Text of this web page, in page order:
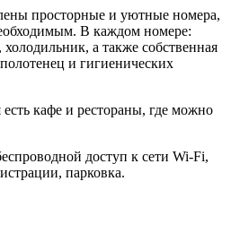
просторные и уютные номера,
В каждом номере:
холодильник, а также собственная
и гигиенических
кафе и рестораны, где можно
доступ к сети Wi-Fi,
парковка.